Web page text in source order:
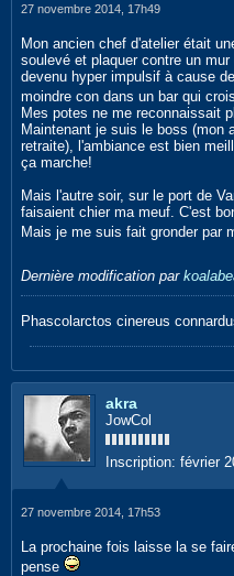
27 novembre 2014, 17h49
Mon ancien chef d'atelier était
soulevé et plaquer contre un
devenu hyper impulsif à cause
moindre con dans un bar qui
Mes potes ne me reconnaissait
Maintenant je suis le boss (mon
retraite), l'ambiance est bien
ça marche!
Mais l'autre soir, sur le port de
faisaient chier ma meuf. C'est
Mais je me suis fait gronder par
Dernière modification par
Phascolarctos cinereus
akra
JowCol
Inscription: février
27 novembre 2014, 17h53
La prochaine fois laisse la se
pense